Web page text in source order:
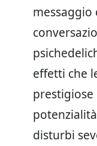
effetti che
disturbi